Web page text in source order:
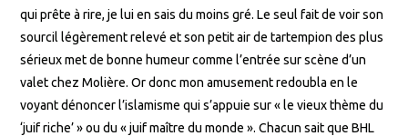
qui prête à rire, je lui en sais du moins gré. Le seul fait de voir son
sourcil légèrement relevé et son petit air de tartempion des plus
sérieux met de bonne humeur comme l’entrée sur scène d’un
valet chez Molière. Or donc mon amusement redoubla en le
voyant dénoncer l’islamisme qui s’appuie sur « le vieux thème du
‘juif riche’ » ou du « juif maître du monde ». Chacun sait que BHL